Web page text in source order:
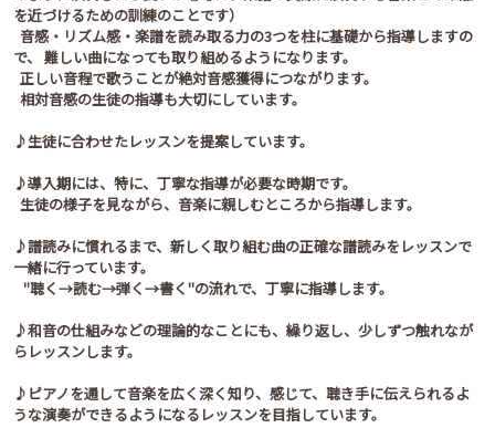
を近づけるための訓練のことです）
音感・リズム感・楽譜を読み取る力の3つを柱に基礎から指導しますの
で、 難しい曲になっても取り組めるようになります。
正しい音程で歌うことが絶対音感獲得につながります。
相対音感の生徒の指導も大切にしています。
♪生徒に合わせたレッスンを提案しています。
♪導入期には、特に、丁寧な指導が必要な時期です。
生徒の様子を見ながら、音楽に親しむところから指導します。
♪譜読みに慣れるまで、新しく取り組む曲の正確な譜読みをレッスンで
一緒に行っています。
"聴く→読む→弾く→書く"の流れで、丁寧に指導します。
♪和音の仕組みなどの理論的なことにも、繰り返し、少しずつ触れなが
らレッスンします。
♪ピアノを通して音楽を広く深く知り、感じて、聴き手に伝えられるよ
うな演奏ができるようになるレッスンを目指しています。